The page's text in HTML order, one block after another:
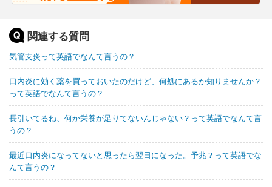
関連する質問
気管支炎って英語でなんて言うの？
口内炎に効く薬を買っておいたのだけど、何処にあるか知りませんか？
って英語でなんて言うの？
長引いてるね、何か栄養が足りてないんじゃない？って英語でなんて言
うの？
最近口内炎になってないと思ったら翌日になった。予兆？って英語でな
んて言うの？